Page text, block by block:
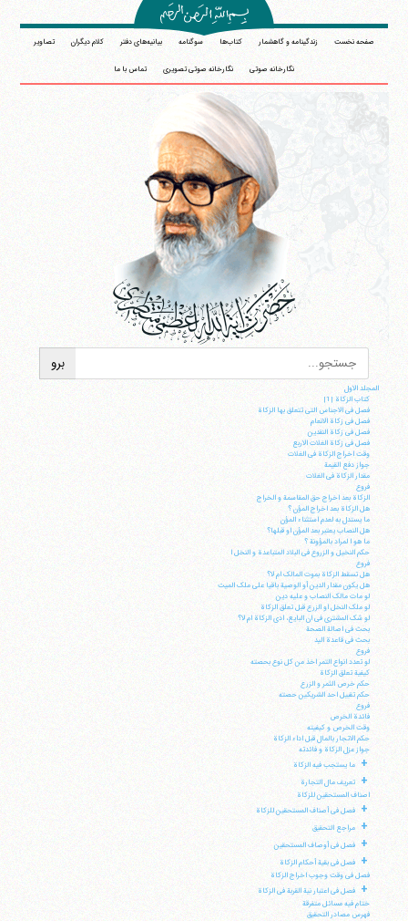
صفحه نخست زندگینامه و گاهشمار کتاب‌ها سوگنامه بیانیه‌های دفتر کلام دیگران تصاویر
نگارخانه صوتی نگارخانه صوتی تصویری تماس با ما
المجلد الاول
کتاب الزکاة |1|
فصل فی الاجناس التی تتعلق بها الزکاة
فصل فی زکاة الانعام
فصل فی زکاة النقدین
فصل فی زکاة الغلات الاربع
وقت اخراج الزکاة فی الغلات
جواز دفع القیمة
مقدار الزکاة فی الغلات
فروع
الزکاة بعد اخراج حق المقاسمة و الخراج
هل الزکاة بعد اخراج المؤن ؟
ما یستدل به لعدم استثناء المؤن
هل النصاب یعتبر بعد المؤن او قبلها؟
ما هو ا لمراد بالمؤونة ؟
حکم النخیل و الزروع فی البلاد المتباعدة و النخل ا
فروع
هل تسقط الزکاة بموت المالک ام لا؟
هل یکون مقدار الدین أو الوصیة باقیا علی ملک المیت
لو مات مالک النصاب و علیه دین
لو ملک النخل او الزرع قبل تعلق الزکاة
لو شک المشتری فی ان البایع، ادی الزکاة ام لا؟
بحث فی اصالة الصحة
بحث فی قاعدة الید
فروع
لو تعدد انواع التمر اخذ من کل نوع بحصته
کیفیة تعلق الزکاة
حکم خرص الثمر و الزرع
حکم تقبیل احد الشریکین حصته
فروع
فائدة الخرص
وقت الخرص و کیفیته
حکم الاتجار بالمال قبل اداء الزکاة
جواز عزل الزکاة و فائدته
+ ما یستجب فیه الزکاة
+
تعریف مال التجارة
اصناف المستحقین للزکاة
+ فصل فی أصناف المستحقین للزکاة
+ مراجع التحقیق
+ فصل فی أوصاف المستحقین
+
فصل فی بقیة أحکام الزکاة
فصل فی وقت وجوب اخراج الزکاة
+
فصل فی اعتبار نیة القربة فی الزکاة
ختام فیه مسائل متفرقة
فهرس مصادر التحقیق
تلفن 37740011-25-98+ تا 14